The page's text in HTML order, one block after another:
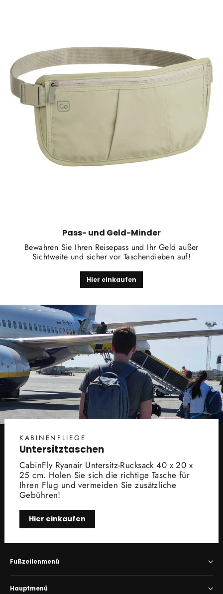
Pass- und Geld-Minder
Bewahren Sie Ihren Reisepass und Ihr Geld außer
Sichtweite und sicher vor Taschendieben auf!
Hier einkaufen
KABINENFLIEGE
Untersitztaschen
CabinFly Ryanair Untersitz-Rucksack 40 x 20 x
25 cm. Holen Sie sich die richtige Tasche für
Ihren Flug und vermeiden Sie zusätzliche
Gebühren!
Hier einkaufen
Fußzeilenmenü
Hauptmenü